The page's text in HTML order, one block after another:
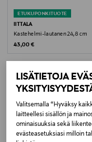
LISÄTIETOJA
Valitsemalla “Hyväksy
laitteellesi sisällön ja
ominaisuuksia sekä
evästeasetuksiasi milloin
Väri
KIRKAS
Koko
315 mm
Valmistusmaa
Thaimaa
ETUKUPONKITUOTE
IITTALA
Kastehelmi-lautanen 24,8 cm
Original Price
43,00 €
LISÄÄ